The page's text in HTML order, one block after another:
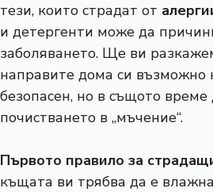
тези, които страдат от
и детергенти може да
заболяването. Ще ви
направите дома си възможно
безопасен, но в същото
почистването в „мъчение“.
Първото правило за
къщата ви трябва да е